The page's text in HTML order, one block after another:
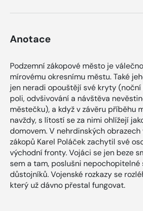
Anotace
Podzemní zákopové město je
mírovému okresnímu městu. Také
jen neradi opouštějí své kryty
poli, odvšivování a návštěva
městečku), a když v závěru příběhu
navždy, s lítostí se za nimi ohlížejí
domovem. V nehrdinských
zákopů Karel Poláček zachytil své
východní fronty. Vojáci se jen beze
sem a tam, poslušni
důstojníků. Vojenské rozkazy se
který už dávno přestal fungovat.